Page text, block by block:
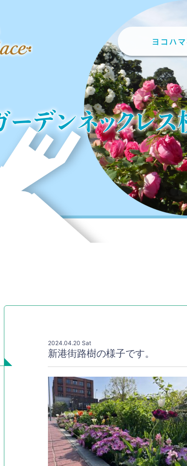
ヨコハ
2024.04.20 Sat
新港街路樹の様子です。